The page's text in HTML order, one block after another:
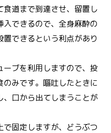
道まで到達させ、留置し
入できるので、全身麻酔の
置できるという利点があり
ブを利用しますので、投
みです。嘔吐したときに
、口から出てしまうことが
固定しますが、どうぶつ